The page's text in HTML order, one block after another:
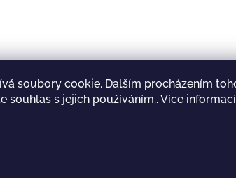
soubory cookie. Dalším procházením
souhlas s jejich používáním.. Více informací